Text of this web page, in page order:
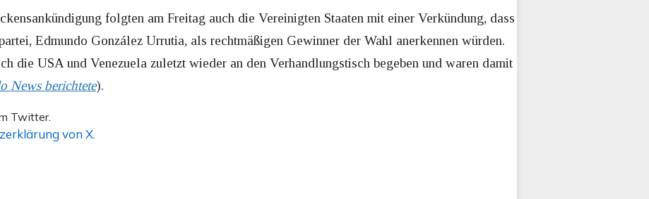
folgten am Freitag auch die Vereinigten Staaten mit einer Verkündung, dass
Edmundo González Urrutia, als rechtmäßigen Gewinner der Wahl anerkennen würden.
die USA und Venezuela zuletzt wieder an den Verhandlungstisch begeben und waren damit
News berichtete).
Twitter.
von X